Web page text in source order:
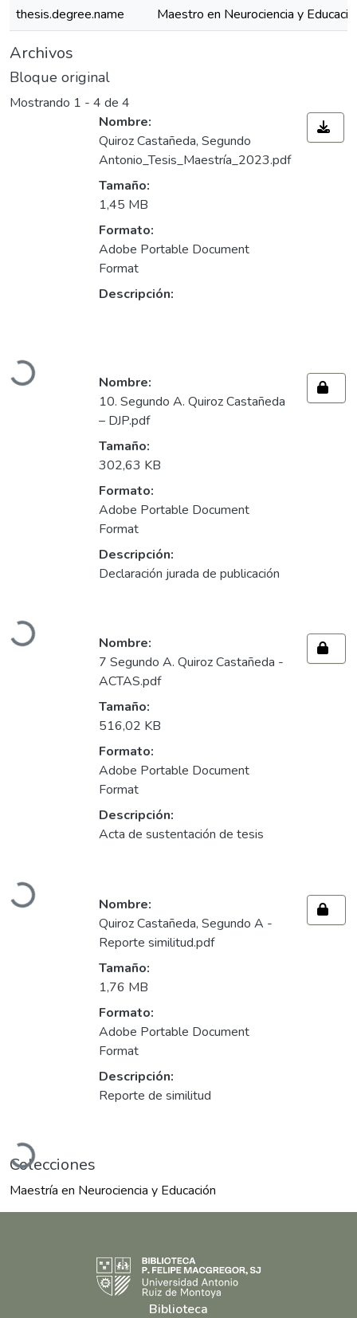
thesis.degree.name
Maestro en Neurociencia y
Archivos
Bloque original
Mostrando 1 - 4 de 4
Cargando...
Nombre:
Quiroz Castañeda, Segundo
Antonio_Tesis_Maestría_2023.pdf
Tamaño:
1,45 MB
Formato:
Adobe Portable Document
Format
Descripción:
Cargando...
Nombre:
10. Segundo A. Quiroz Castañeda
– DJP.pdf
Tamaño:
302,63 KB
Formato:
Adobe Portable Document
Format
Descripción:
Declaración jurada de publicación
Cargando...
Nombre:
7 Segundo A. Quiroz Castañeda -
ACTAS.pdf
Tamaño:
516,02 KB
Formato:
Adobe Portable Document
Format
Descripción:
Acta de sustentación de tesis
Cargando...
Nombre:
Quiroz Castañeda, Segundo A -
Reporte similitud.pdf
Tamaño:
1,76 MB
Formato:
Adobe Portable Document
Format
Descripción:
Reporte de similitud
Colecciones
Maestría en Neurociencia y Educación
Biblioteca